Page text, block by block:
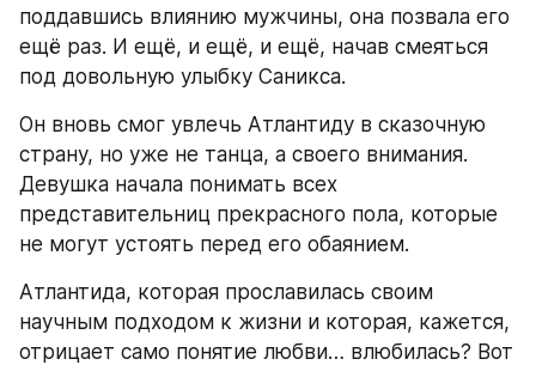
поддавшись влиянию мужчины, она позвала его
ещё раз. И ещё, и ещё, и ещё, начав смеяться
под довольную улыбку Саникса.
Он вновь смог увлечь Атлантиду в сказочную
страну, но уже не танца, а своего внимания.
Девушка начала понимать всех
представительниц прекрасного пола, которые
не могут устоять перед его обаянием.
Атлантида, которая прославилась своим
научным подходом к жизни и которая, кажется,
отрицает само понятие любви… влюбилась? Вот